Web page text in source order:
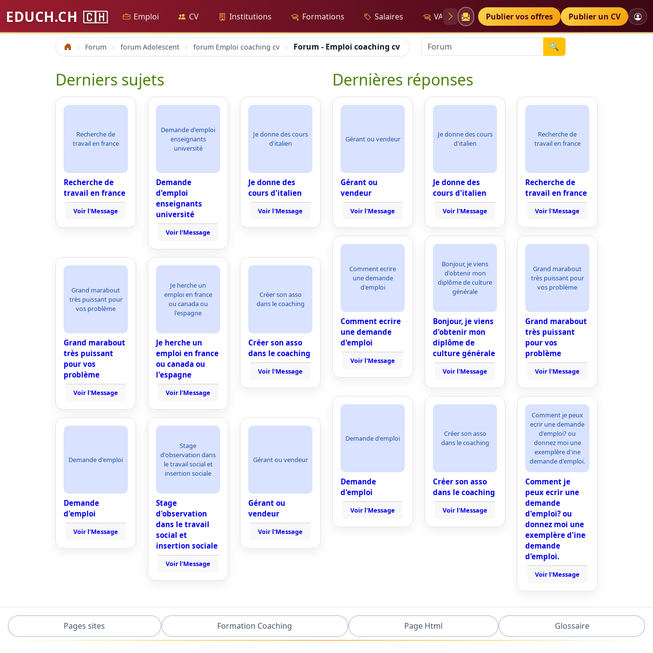
EDUCH.CH 🇨🇭 Emploi CV Institutions Formations Salaires VAE Diplômes Petites annonces
Publier vos offres Publier un CV
Accueil Forum forum Adolescent forum Emploi coaching cv Forum - Emploi coaching cv 🔍
Derniers sujets
Recherche de
travail en france
Recherche de
travail en france
Voir l'Message
Demande d'emploi
enseignants
université
Demande
d'emploi
enseignants
université
Voir l'Message
Je donne des cours
d'italien
Je donne des
cours d'italien
Voir l'Message
Grand marabout
très puissant pour
vos problème
Grand marabout
très puissant
pour vos
problème
Voir l'Message
Je herche un
emploi en france
ou canada ou
l'espagne
Je herche un
emploi en france
ou canada ou
l'espagne
Voir l'Message
Créer son asso
dans le coaching
Créer son asso
dans le coaching
Voir l'Message
Demande d'emploi
Demande
d'emploi
Voir l'Message
Stage
d'observation dans
le travail social et
insertion sociale
Stage
d'observation
dans le travail
social et
insertion sociale
Voir l'Message
Gérant ou vendeur
Gérant ou
vendeur
Voir l'Message
Dernières réponses
Gérant ou vendeur
Gérant ou
vendeur
Voir l'Message
Je donne des cours
d'italien
Je donne des
cours d'italien
Voir l'Message
Recherche de
travail en france
Recherche de
travail en france
Voir l'Message
Comment ecrire
une demande
d'emploi
Comment ecrire
une demande
d'emploi
Voir l'Message
Bonjour, je viens
d'obtenir mon
diplôme de culture
générale
Bonjour, je viens
d'obtenir mon
diplôme de
culture générale
Voir l'Message
Grand marabout
très puissant pour
vos problème
Grand marabout
très puissant
pour vos
problème
Voir l'Message
Demande d'emploi
Demande
d'emploi
Voir l'Message
Créer son asso
dans le coaching
Créer son asso
dans le coaching
Voir l'Message
Comment je peux
ecrir une demande
d'emploi? ou
donnez moi une
exemplère d'ine
demande d'emploi.
Comment je
peux ecrir une
demande
d'emploi? ou
donnez moi une
exemplère d'ine
demande
d'emploi.
Voir l'Message
Pages sites Formation Coaching Page Html Glossaire